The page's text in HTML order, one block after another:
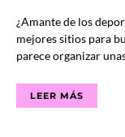
¿Amante de los
mejores sitios para
parece organizar
LEER MÁS